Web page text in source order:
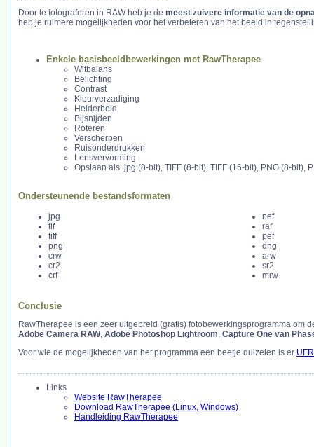
Door te fotograferen in RAW heb je de meest zuivere informatie van de
heb je ruimere mogelijkheden voor het verbeteren van het beeld in
Enkele basisbeeldbewerkingen met RawTherapee
Witbalans
Belichting
Contrast
Kleurverzadiging
Helderheid
Bijsnijden
Roteren
Verscherpen
Ruisonderdrukken
Lensvervorming
Opslaan als: jpg (8-bit), TIFF (8-bit), TIFF (16-bit), PNG (8-bit),
Ondersteunende bestandsformaten
jpg
tif
tiff
png
crw
cr2
crf
nef
raf
pef
dng
arw
sr2
mrw
Conclusie
RawTherapee is een zeer uitgebreid (gratis) fotobewerkingsprogramma om
Adobe Camera RAW, Adobe Photoshop Lightroom, Capture One van
Voor wie de mogelijkheden van het programma een beetje duizelen is er
Links
Website RawTherapee
Download RawTherapee (Linux, Windows)
Handleiding RawTherapee